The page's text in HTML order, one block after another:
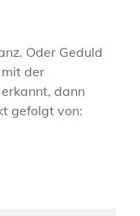
Oder Geduld
mit der
dann
gefolgt von: